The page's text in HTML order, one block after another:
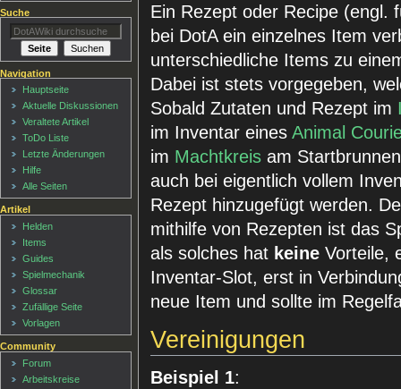
Ein Rezept oder Recipe (engl.
bei DotA ein einzelnes Item
unterschiedliche Items zu
Dabei ist stets vorgegeben,
Sobald Zutaten und Rezept im
im Inventar einesAnimal
im Machtkreis am
auch bei eigentlich vollem
Rezept hinzugefügt werden.
mithilfe von Rezepten ist das
als solches hat keine Vorteile,
Inventar-Slot, erst in
neue Item und sollte im
Vereinigungen
Beispiel 1:
Suche
Navigation
Hauptseite
Aktuelle Diskussionen
Veraltete Artikel
ToDo Liste
Letzte Änderungen
Hilfe
Alle Seiten
Artikel
Helden
Items
Guides
Spielmechanik
Glossar
Zufällige Seite
Vorlagen
Community
Forum
Arbeitskreise